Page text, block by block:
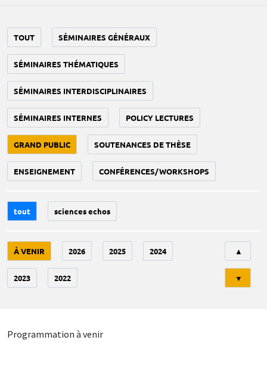
TOUT SÉMINAIRES GÉNÉRAUX
SÉMINAIRES THÉMATIQUES
SÉMINAIRES INTERDISCIPLINAIRES
SÉMINAIRES INTERNES POLICY LECTURES
GRAND PUBLIC SOUTENANCES DE THÈSE
ENSEIGNEMENT CONFÉRENCES/WORKSHOPS
tout sciences echos
À VENIR 2026 2025 2024
2023 2022
▲
▼
Programmation à venir